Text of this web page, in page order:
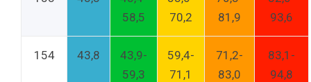
58,5
70,2
81,9
93,6
154 43,8
43,9-
59,3
59,4-
71,1
71,2-
83,0
83,1-
94,8